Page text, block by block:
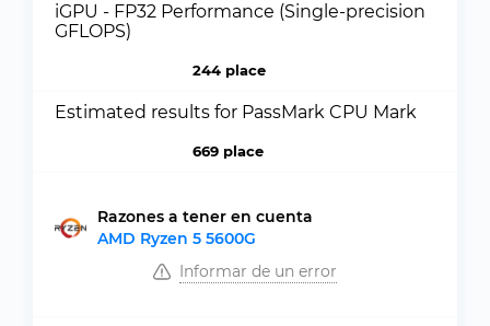
iGPU - FP32 Performance (Single-precision
GFLOPS)
244 place
Estimated results for PassMark CPU Mark
669 place
Razones a tener en cuenta
AMD Ryzen 5 5600G
Informar de un error